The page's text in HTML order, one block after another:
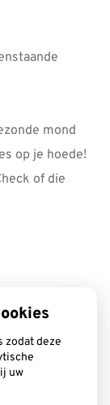
mond
op je hoede!
of die
zodat deze
uw